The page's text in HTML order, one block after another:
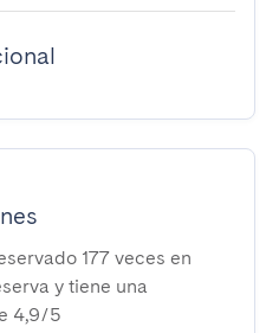
177 veces en
y tiene una
4,9/5